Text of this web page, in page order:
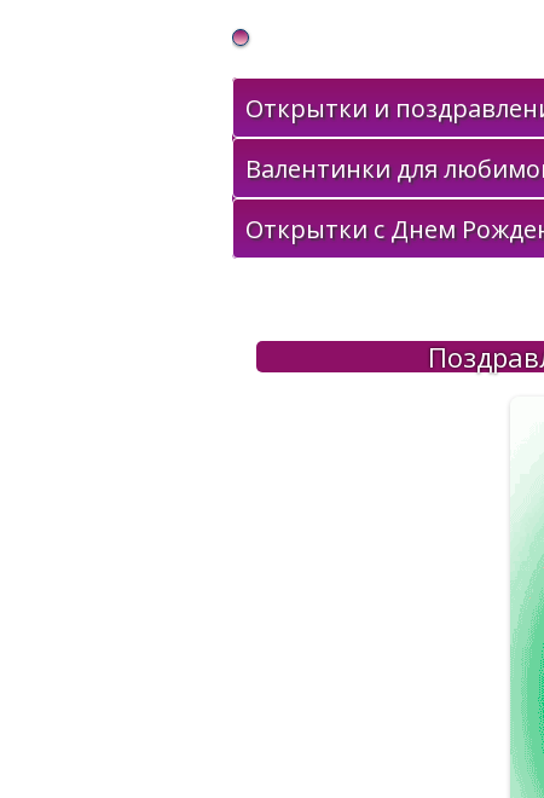
Gif Открытки в подарок
Открытки и
Валентинки для
Открытки с Днем